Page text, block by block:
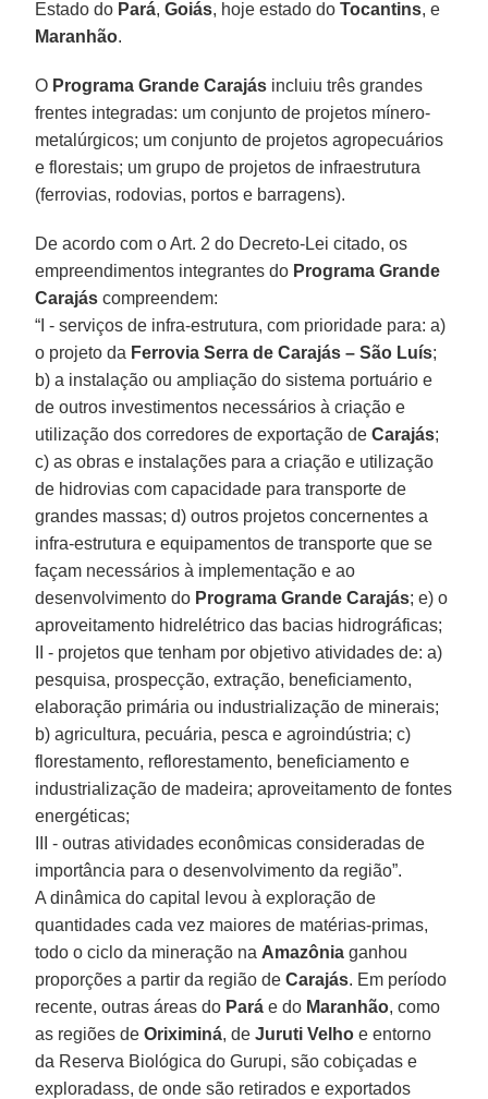
Estado do Pará,Goiás, hoje estado doTocantins, e
Maranhão.
O Programa Grande Carajás incluiu três grandes
frentes integradas: um conjunto de projetos mínero-
metalúrgicos; um conjunto de projetos agropecuários
e florestais; um grupo de projetos de infraestrutura
(ferrovias, rodovias, portos e barragens).
De acordo com o Art. 2 do Decreto-Lei citado, os
empreendimentos integrantes do Programa Grande
Carajás compreendem:
“I - serviços de infra-estrutura, com prioridade para: a)
o projeto da Ferrovia Serra de Carajás – São Luís;
b) a instalação ou ampliação do sistema portuário e
de outros investimentos necessários à criação e
utilização dos corredores de exportação deCarajás;
c) as obras e instalações para a criação e utilização
de hidrovias com capacidade para transporte de
grandes massas; d) outros projetos concernentes a
infra-estrutura e equipamentos de transporte que se
façam necessários à implementação e ao
desenvolvimento do Programa Grande Carajás; e) o
aproveitamento hidrelétrico das bacias hidrográficas;
II - projetos que tenham por objetivo atividades de: a)
pesquisa, prospecção, extração, beneficiamento,
elaboração primária ou industrialização de minerais;
b) agricultura, pecuária, pesca e agroindústria; c)
florestamento, reflorestamento, beneficiamento e
industrialização de madeira; aproveitamento de fontes
energéticas;
III - outras atividades econômicas consideradas de
importância para o desenvolvimento da região”.
A dinâmica do capital levou à exploração de
quantidades cada vez maiores de matérias-primas,
todo o ciclo da mineração na Amazônia ganhou
proporções a partir da região deCarajás. Em período
recente, outras áreas do Pará e do Maranhão, como
as regiões deOriximiná, deJuruti Velho e entorno
da Reserva Biológica do Gurupi, são cobiçadas e
exploradass, de onde são retirados e exportados